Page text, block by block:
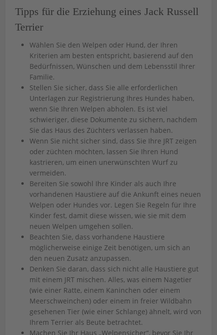
Tipps für die Erziehung eines Jack Russell
Terrier
Wählen Sie den Welpen oder Hund, der Ihren
Kriterien am besten entspricht, basierend auf den
Bedürfnissen, Wünschen und dem Lebensstil Ihrer
Familie.
Stellen Sie sicher, dass Sie alle erforderlichen
Unterlagen zur Registrierung Ihres Hundes haben,
wenn Sie Ihren Welpen abholen. Es ist viel
schwieriger, diese Dokumente zu sichern, nachdem
Sie das Haus des Züchters verlassen haben.
Wenn Sie nicht sicher sind, dass Sie Ihre JRT zeigen
oder züchten möchten, lassen Sie Ihren Hund
kastrieren, um einen unerwünschten Wurf zu
vermeiden.
Bereiten Sie sowohl Ihre Kinder als auch Ihre
vorhandenen Haustiere auf die Ankunft eines neuen
Welpen oder Hundes vor. Legen Sie Regeln für Ihre
Kinder fest, damit diese wissen, wie sie mit dem
neuen Welpen umgehen sollen.
Beachten Sie, dass vorhandene Haustiere
möglicherweise einige Zeit benötigen, um sich an
den neuen Zusatz anzupassen.
Denken Sie daran, dass sich nicht alle Haustiere gut
mit einem JRT mischen. Alles, was einem Nagetier
(wie einer Ratte, einem Kaninchen oder einem
Meerschweinchen) oder einem in freier Wildbahn
gesehenen Tier (wie einer Schlange) ähnelt, wird von
Ihrem Terrier als Beute betrachtet.
Machen Sie Ihr Haus „Welpensicher“, bevor Sie Ihr